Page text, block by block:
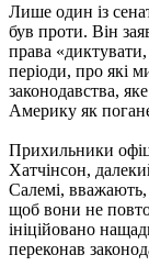
Лише один із
був проти. Він
права
періоди, про які
законодавства,
Америку як
Прихильники
Хатчінсон,
Салемі,
щоб вони не
ініційовано
переконав